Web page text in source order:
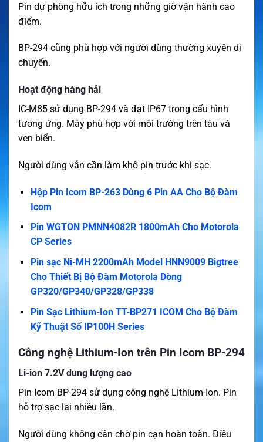
Pin dự phòng hữu ích trong những giờ vận hành cao
điểm.
BP-294 cũng phù hợp với người dùng thường xuyên di
chuyển.
Hoạt động hàng hải
IC-M85 sử dụng BP-294 và đạt IP67 trong cấu hình
tương ứng. Máy phù hợp với môi trường trên tàu và
ven biển.
Người dùng vẫn cần làm khô pin trước khi sạc.
Hộp Pin Icom BP-263 Dùng 6 Pin AA Cho Bộ Đàm
Icom
Pin WGTON PMNN4082R 1800mAh Cho Motorola
CP Series
Pin sạc Ni-MH 2200mAh Model HNN9009 Bigtree
Cho Thiết Bị Bộ Đàm Motorola Dòng
GP320/GP340/GP328/GP338
Pin Sạc Lithium-Ion TT-BP271 ICOM Cho Bộ Đàm
Kỹ Thuật Số IP100H Series
Công nghệ Lithium-Ion trên Pin Icom BP-294
Li-ion 7.2V dung lượng cao
Pin Icom BP-294 sử dụng công nghệ Lithium-Ion. Pin
hỗ trợ sạc lại nhiều lần.
Người dùng không cần chờ pin cạn hoàn toàn. Điều